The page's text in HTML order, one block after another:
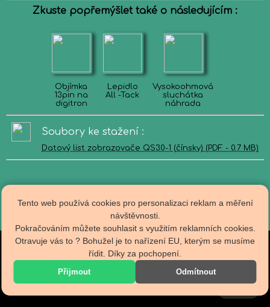
Zkuste popřemýšlet také o následujícím :
Objímka
13pin na
digitron
Lepidlo
All -Tack
Vysokoohmová
sluchátka
náhrada
Soubory ke stažení :
Datový list zobrazovače QS30-1 (čínsky) (PDF - 0.7 MB)
R A D I O T E C H N A
specializovaný E-Shop
shop@radiotechna.cz
Doprava Kontakty
Zpracování os.údajů
Nastavení cookies
Tento web používá cookies pro personalizaci reklam a měření
návštěvnosti.
Pokračováním můžete souhlasit s využitím reklamních cookies.
Otravuje vás to ? Bohužel je to nařízení EU, kterým se musíme
řídit. Díky za pochopení.
Přijmout
Odmítnout